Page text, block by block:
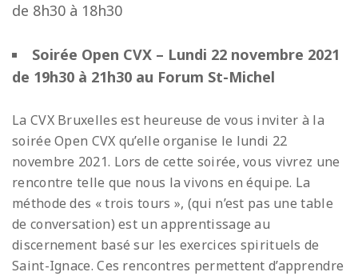
de 8h30 à 18h30
Soirée Open CVX – Lundi 22 novembre 2021
de 19h30 à 21h30 au Forum St-Michel
La CVX Bruxelles est heureuse de vous inviter à la
soirée Open CVX qu’elle organise le lundi 22
novembre 2021. Lors de cette soirée, vous vivrez une
rencontre telle que nous la vivons en équipe. La
méthode des « trois tours », (qui n’est pas une table
de conversation) est un apprentissage au
discernement basé sur les exercices spirituels de
Saint-Ignace. Ces rencontres permettent d’apprendre